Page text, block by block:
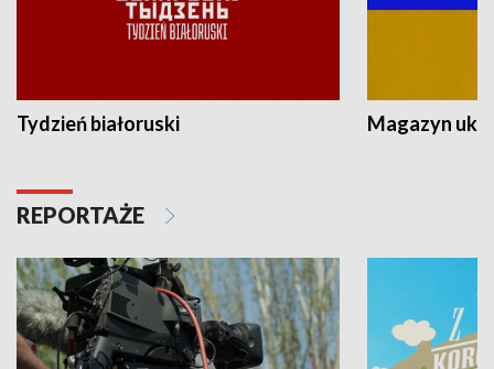
Tydzień białoruski Magazyn
REPORTAŻE